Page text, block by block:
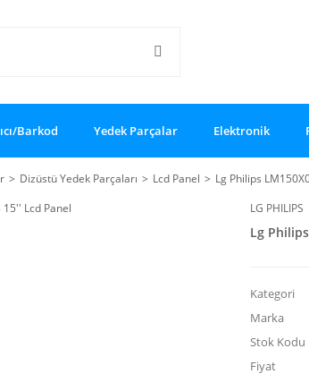
Barkod Yedek Parçalar Elektronik
Dizüstü Yedek Parçaları Lcd Panel
Lg Philips
LG PHILIPS
Lg
Kategori
Marka
Stok Kodu
Fiyat